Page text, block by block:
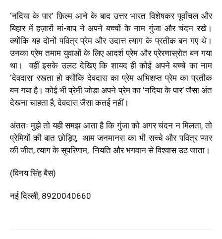
‘नदिया के पार’ फ़िल्म आने के बाद उत्तर भारत विशेषकर पूर्वांचल और
बिहार में हज़ारों मां-बाप ने अपने बच्चों के नाम गुंजा और चंदन रखे।
क्योंकि यह दोनों पवित्र प्रेम और उदात्त त्याग के प्रतीक बन गए थे।
उनका प्रेम तमाम युवाओं के लिए आदर्श प्रेम और प्रेरणास्रोत बन गया
था। वहीं इसके उलट देखिए कि शायद ही कोई अपने बच्चे का नाम
‘देवदास’ रखता हो क्योंकि देवदास का प्रेम अभिशप्त प्रेम का प्रतीक
बन गया है। कोई भी प्रेमी जोड़ा अपने प्रेम का ‘नदिया के पार’ जैसा अंत
देखना चाहता है, देवदास जैसा कतई नहीं।
अंततः मुझे तो यही समझ आता है कि गुंजा को अगर चंदन न मिलता, तो
प्रेमियों की बात छोड़िए, आम जनमानस का भी सच्चे और पवित्र प्यार
की जीत, त्याग के सुपरिणाम, नियति और भगवान से विश्वास उठ जाता।
(विनय सिंह बैस)
नई दिल्ली, 8920040660